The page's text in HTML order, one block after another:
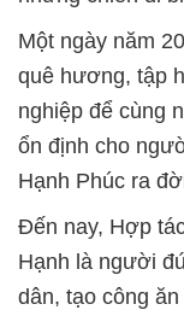
Một ngày năm
quê hương, tập
nghiệp để cùng
ổn định cho
Hạnh Phúc ra
Đến nay, Hợp
Hạnh là người
dân, tạo công